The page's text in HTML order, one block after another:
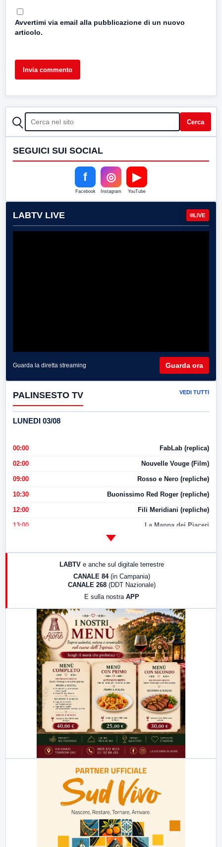
Avvertimi via email alla pubblicazione di un nuovo
articolo.
CERCA Cerca
SEGUICI SUI SOCIAL
f
Facebook
◎
Instagram
▶
YouTube
LABTV LIVE LIVE
Guarda la diretta streaming Guarda ora
PALINSESTO TV VEDI TUTTI
LUNEDI 03/08
00:00 FabLab (replica)
02:00 Nouvelle Vouge (Film)
09:00 Rosso e Nero (repliche)
10:30 Buonissimo Red Roger (repliche)
12:00 Fili Meridiani (repliche)
13:00 La Mappa dei Piaceri
LabNews (replica)
LABTV e anche sul digitale terrestre
CANALE 84 (in Campania)
CANALE 268 (DDT Nazionale)
E sulla nostra APP